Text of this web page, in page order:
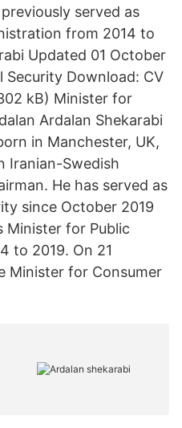
served as
from 2014 to
Updated 01 October
Security Download: CV
kB) Minister for
Ardalan Shekarabi
Iranian-Swedish
He has served as
since October 2019
Minister for Public
to 2019. On 21
Minister for Consumer